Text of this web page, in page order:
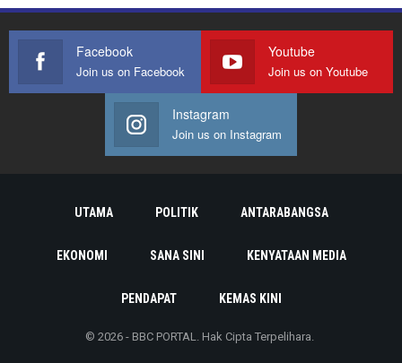
Facebook
Join us on Facebook
Youtube
Join us on Youtube
Instagram
Join us on Instagram
UTAMA POLITIK ANTARABANGSA
EKONOMI SANA SINI KENYATAAN MEDIA
PENDAPAT KEMAS KINI
© 2026 - BBC PORTAL. Hak Cipta Terpelihara.